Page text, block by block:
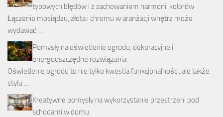
typowych błędów i z zachowaniem harmonii kolorów
Łączenie mosiądzu, złota i chromu w aranżacji wnętrz może
wydawać …
Pomysły na oświetlenie ogrodu: dekoracyjne i
energooszczędne rozwiązania
Oświetlenie ogrodu to nie tylko kwestia funkcjonalności, ale także
stylu …
Kreatywne pomysły na wykorzystanie przestrzeni pod
schodami w domu